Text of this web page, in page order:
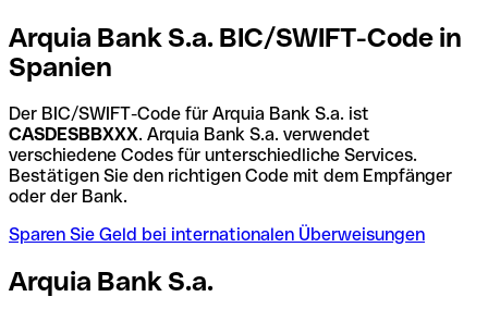
Arquia Bank S.a. BIC/SWIFT-Code in
Spanien
Der BIC/SWIFT-Code für Arquia Bank S.a. ist
CASDESBBXXX. Arquia Bank S.a. verwendet
verschiedene Codes für unterschiedliche Services.
Bestätigen Sie den richtigen Code mit dem Empfänger
oder der Bank.
Sparen Sie Geld bei internationalen Überweisungen
Arquia Bank S.a.